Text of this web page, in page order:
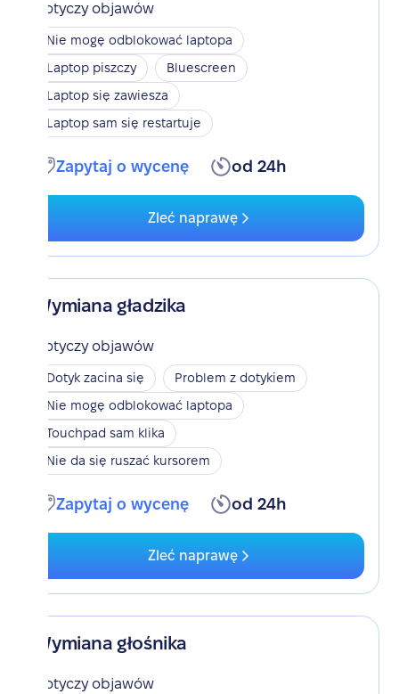
Dotyczy objawów
Nie mogę odblokować laptopa
Laptop piszczy
Bluescreen
Laptop się zawiesza
Laptop sam się restartuje
Zapytaj o wycenę od 24h
Zleć naprawę
Wymiana gładzika
Dotyczy objawów
Dotyk zacina się
Problem z dotykiem
Nie mogę odblokować laptopa
Touchpad sam klika
Nie da się ruszać kursorem
Zapytaj o wycenę od 24h
Zleć naprawę
Wymiana głośnika
Dotyczy objawów